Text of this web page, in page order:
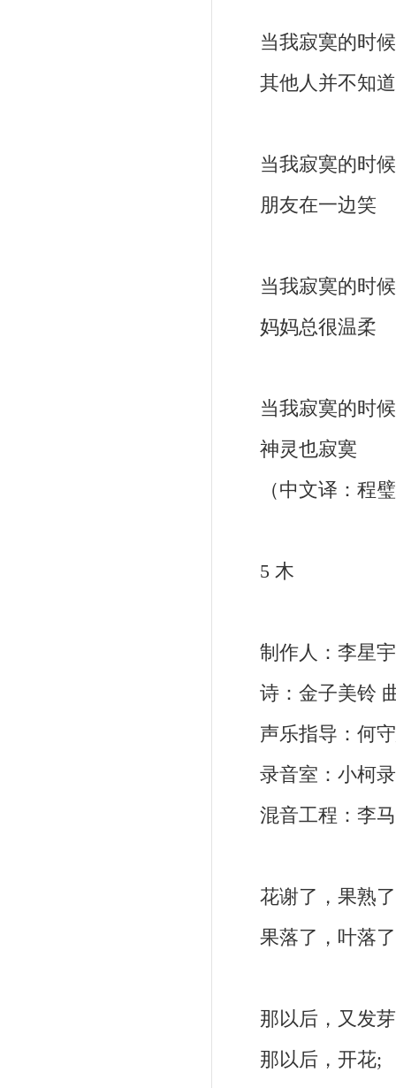
当我寂寞的时候
其他人并不知道
当我寂寞的时候
朋友在一边笑
当我寂寞的时候
妈妈总很温柔
当我寂寞的时候
神灵也寂寞
（中文译：程
5 木
制作人：李星宇
诗：金子美铃 曲
声乐指导：何守
录音室：小柯录
混音工程：李马
花谢了，果熟
果落了，叶落
那以后，又发
那以后，开花;